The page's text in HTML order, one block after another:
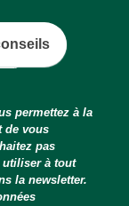
permettez à la
de vous
pas
utiliser à tout
la newsletter.